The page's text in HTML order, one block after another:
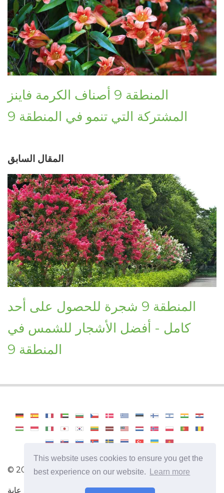
This website uses cookies to ensure you get the
best experience on our website.
Learn more
المنطقة 9 أصناف الكرمة فاينز
المشتركة التي تنمو في المنطقة 9
المقال السابق
المنطقة 9 شجرة للحصول على أحد
كامل - أفضل الأشجار للشمس في
المنطقة 9
© 2026Haenselblatt
كيف تصبح بستاني محترف. معلومات ونصائح مفيدة لرعاية